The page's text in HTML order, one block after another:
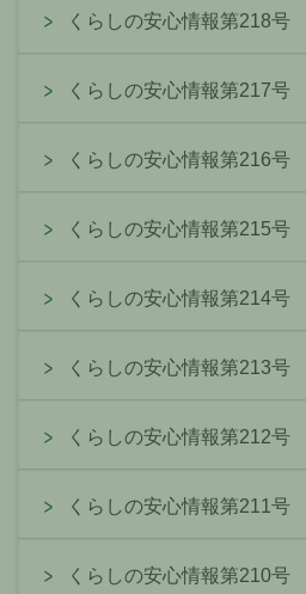
くらしの安心情報第218号
くらしの安心情報第217号
くらしの安心情報第216号
くらしの安心情報第215号
くらしの安心情報第214号
くらしの安心情報第213号
くらしの安心情報第212号
くらしの安心情報第211号
くらしの安心情報第210号